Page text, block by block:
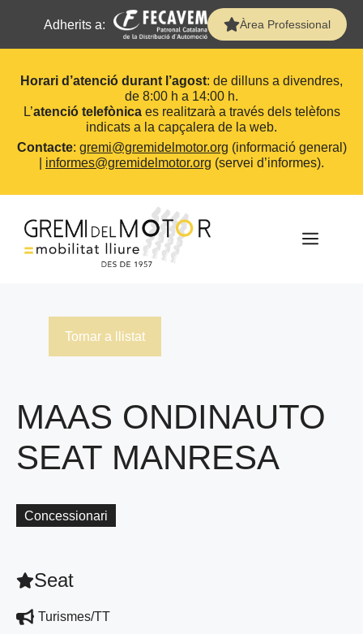
Adherits a: Àrea Professional
Horari d’atenció durant l’agost: de dilluns a divendres,
de 8:00 h a 14:00 h.
L’atenció telefònicaes realitzarà a través dels telèfons
indicats a la capçalera de la web.
Contacte: gremi@gremidelmotor.org (informació general)
informes@gremidelmotor.org (servei d’informes).
contingut
Tornar a llistat
MAAS ONDINAUTO
SEAT MANRESA
Concessionari
Seat
Turismes/TT